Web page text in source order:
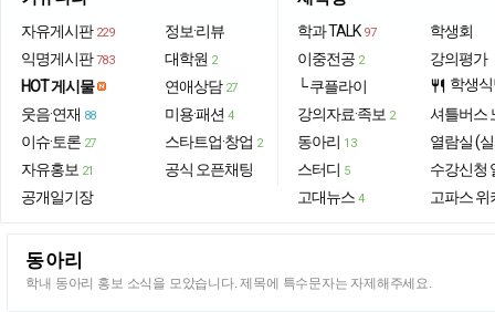
자유게시판 229
익명게시판 783
HOT 게시물
웃음·연재 88
이슈·토론 27
자유홍보 21
공개일기장
정보·리뷰
대학원 2
연애상담 27
미용·패션 4
스타트업·창업 2
공식 오픈채팅
학과 TALK 97
이중전공 2
└ 쿠플라이
강의자료·족보 2
동아리 13
스터디 5
고대뉴스 4
학생회
강의평가
restaurant 학생
셔틀버스
열람실 (
수강신청
고파스 위
동아리
학내 동아리 홍보 소식을 모았습니다. 제목에 특수문자는 자제해주세요.